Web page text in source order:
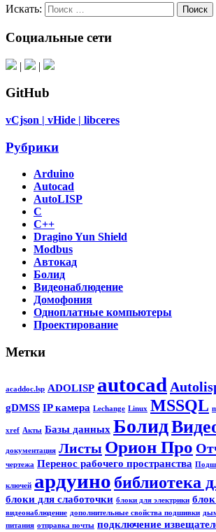
Искать: Поиск
Социальные сети
| |
GitHub
vCjson | vHide | libceres
Рубрики
Arduino
Autocad
AutoLISP
C
C++
Dragino Yun Shield
Modbus
Автокад
Болид
Видеонаблюдение
Домофония
Одноплатные компьютеры
Проектирование
Метки
acaddoc.lsp ADOLISP autocad
gDMSS IP камера Lechange Linux MSSQL
xref Акты Базы данных Болид
документация Листы Орион Про
чертежа Перенос рабочего пространства
ключей ардуино библиотека
блоки для слаботочки блоки для электрики
видеонаблюдение дополнительные свойства подшивки
питания отправка почты подключение